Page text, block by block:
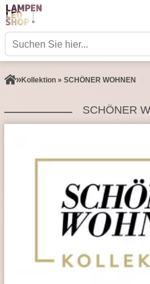
Kollektion » SCHÖNER WOHNEN
SCHÖNER